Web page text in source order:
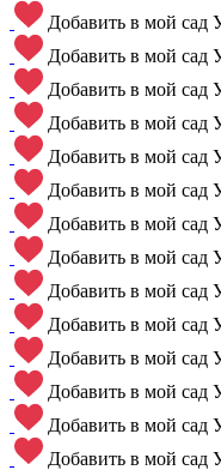
Добавить в мой сад
Добавить в мой сад
Добавить в мой сад
Добавить в мой сад
Добавить в мой сад
Добавить в мой сад
Добавить в мой сад
Добавить в мой сад
Добавить в мой сад
Добавить в мой сад
Добавить в мой сад
Добавить в мой сад
Добавить в мой сад
Добавить в мой сад